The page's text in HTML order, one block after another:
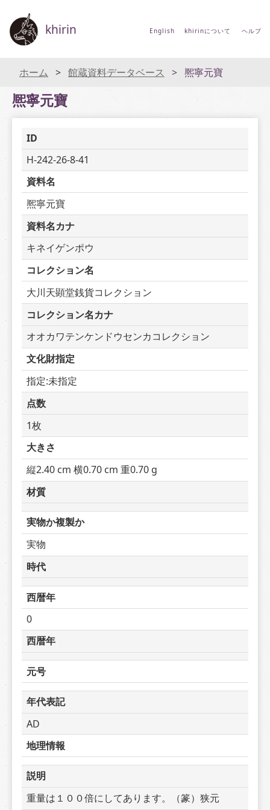
khirin English khirinについて ヘルプ
ホーム 館蔵資料データベース 熈寧元寶
熈寧元寶
ID
H-242-26-8-41
資料名
熈寧元寶
資料名カナ
キネイゲンポウ
コレクション名
大川天顕堂銭貨コレクション
コレクション名カナ
オオカワテンケンドウセンカコレクション
文化財指定
指定:未指定
点数
1枚
大きさ
縦2.40 cm 横0.70 cm 重0.70 g
材質
実物か複製か
実物
時代
西暦年
0
西暦年
元号
年代表記
AD
地理情報
説明
重量は１００倍にしてあります。（篆）狭元